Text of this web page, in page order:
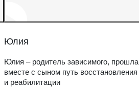
Юлия
Юлия – родитель зависимого, прошла
вместе с сыном путь восстановления
и реабилитации